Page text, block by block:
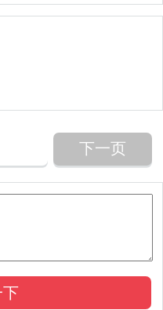
下一页